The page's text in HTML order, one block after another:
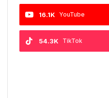
YouTube
16.1K
TikTok
54.3K